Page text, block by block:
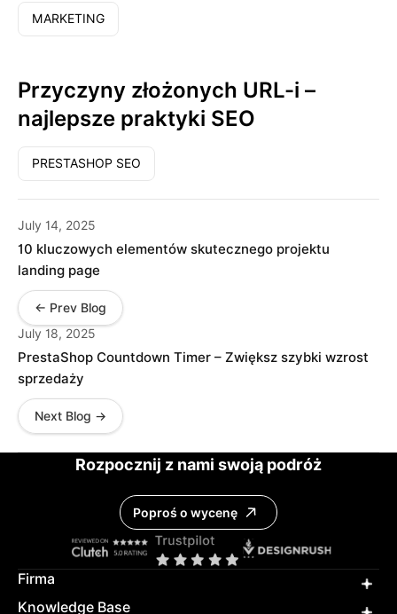
MARKETING
Przyczyny złożonych URL-i –
najlepsze praktyki SEO
PRESTASHOP SEO
July 14, 2025
10 kluczowych elementów skutecznego projektu
landing page
← Prev Blog
July 18, 2025
PrestaShop Countdown Timer – Zwiększ szybki wzrost
sprzedaży
Next Blog →
Rozpocznij z nami swoją podróż
Poproś o wycenę
Firma
Knowledge Base